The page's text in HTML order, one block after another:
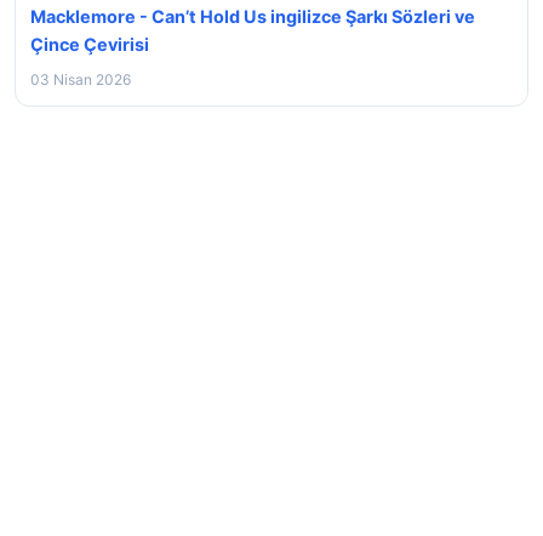
Macklemore - Can’t Hold Us ingilizce Şarkı Sözleri ve
Çince Çevirisi
03 Nisan 2026